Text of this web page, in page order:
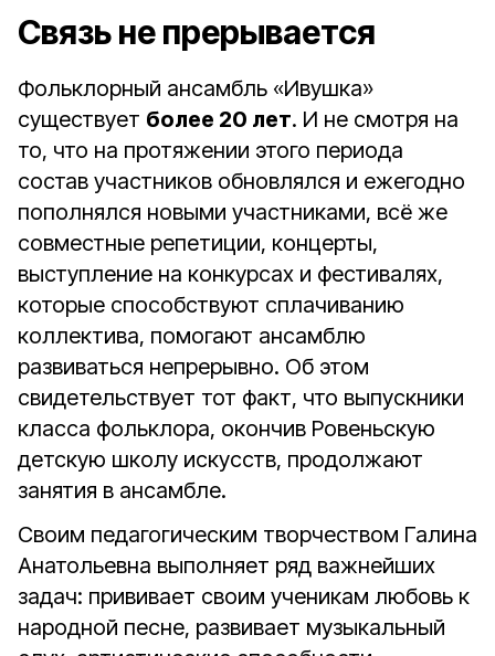
Связь не прерывается
Фольклорный ансамбль «Ивушка»
существует более 20 лет. И не смотря на
то, что на протяжении этого периода
состав участников обновлялся и ежегодно
пополнялся новыми участниками, всё же
совместные репетиции, концерты,
выступление на конкурсах и фестивалях,
которые способствуют сплачиванию
коллектива, помогают ансамблю
развиваться непрерывно. Об этом
свидетельствует тот факт, что выпускники
класса фольклора, окончив Ровеньскую
детскую школу искусств, продолжают
занятия в ансамбле.
Своим педагогическим творчеством Галина
Анатольевна выполняет ряд важнейших
задач: прививает своим ученикам любовь к
народной песне, развивает музыкальный